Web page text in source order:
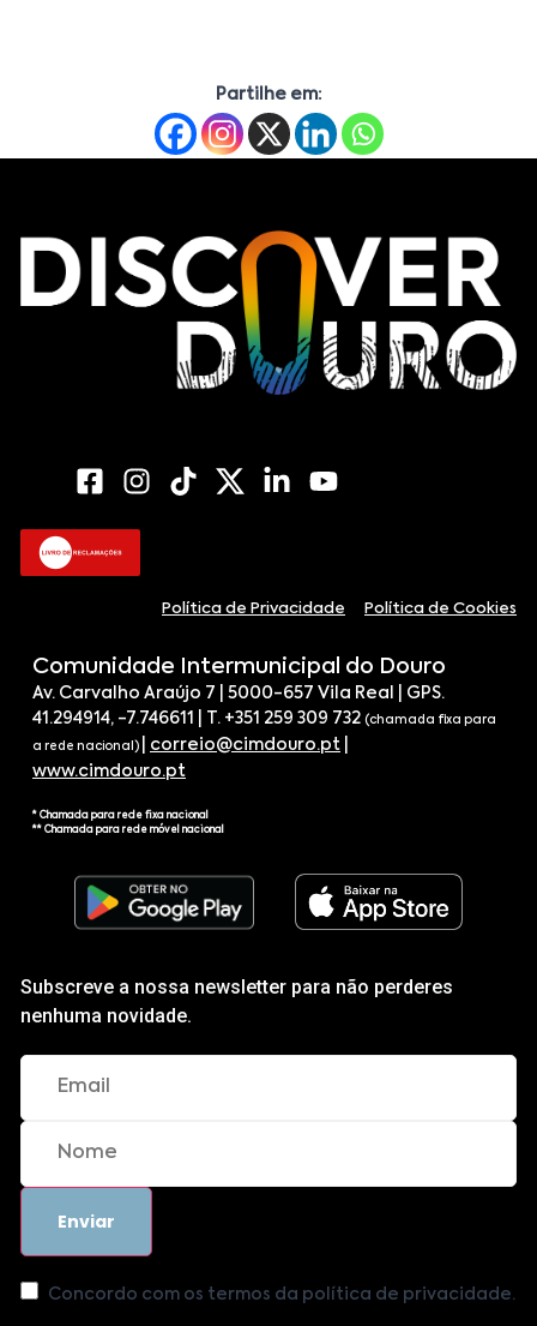
Partilhe em:
Política de Privacidade Política de Cookies
Comunidade Intermunicipal do Douro
Av. Carvalho Araújo 7 | 5000-657 Vila Real | GPS.
41.294914, -7.746611 | T. +351 259 309 732 (chamada fixa para
a rede nacional) correio@cimdouro.pt
www.cimdouro.pt
* Chamada para rede fixa nacional
** Chamada para rede móvel nacional
Subscreve a nossa newsletter para não perderes
nenhuma novidade.
Concordo com os termos da política de privacidade.